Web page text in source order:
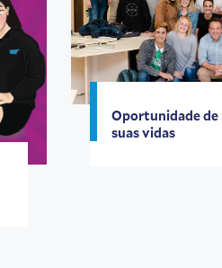
Oportunidade de
suas vidas